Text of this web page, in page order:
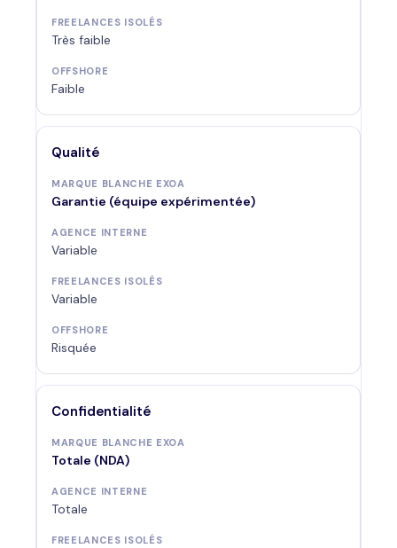
Très faible
Faible
Qualité
Garantie (équipe expérimentée)
Variable
Variable
Risquée
Confidentialité
Totale (NDA)
Totale